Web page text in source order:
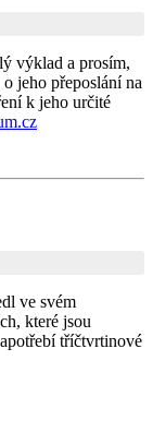
výklad a prosím,
jeho přeposlání na
k jeho určité
ve svém
které jsou
tříčtvrtinové